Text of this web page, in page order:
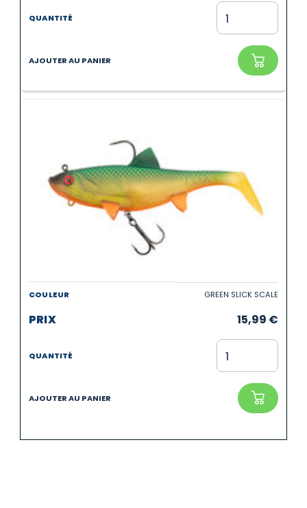
GREEN SLICK SCALE
15,99 €